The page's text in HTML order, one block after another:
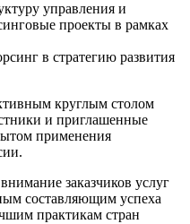
управления и
проекты в рамках
в стратегию развития
круглым столом
и приглашенные
применения
заказчиков услуг
составляющим успеха
практикам стран